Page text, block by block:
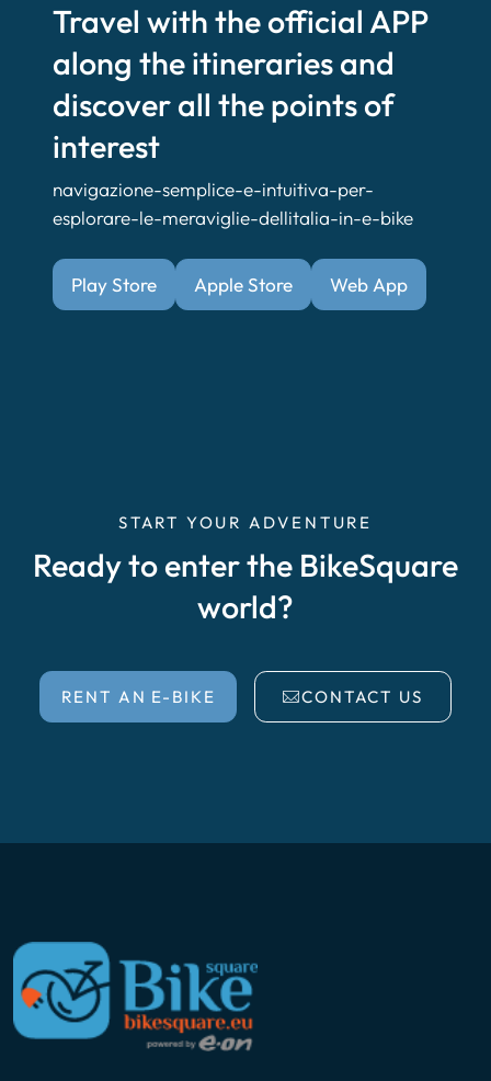
Travel with the official APP
along the itineraries and
discover all the points of
interest
navigazione-semplice-e-intuitiva-per-
esplorare-le-meraviglie-dellitalia-in-e-bike
Play Store Apple Store Web App
START YOUR ADVENTURE
Ready to enter the BikeSquare
world?
RENT AN E-BIKE CONTACT US